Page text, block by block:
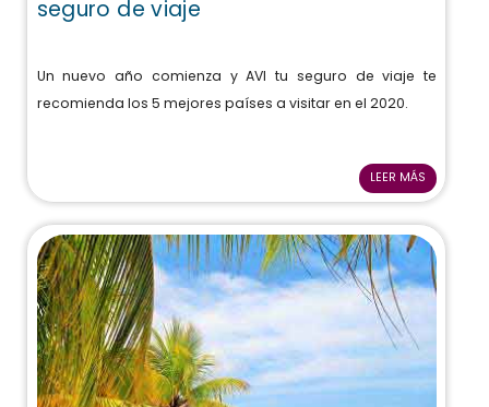
seguro de viaje
Un nuevo año comienza y AVI tu seguro de viaje te
recomienda los 5 mejores países a visitar en el 2020.
LEER MÁS